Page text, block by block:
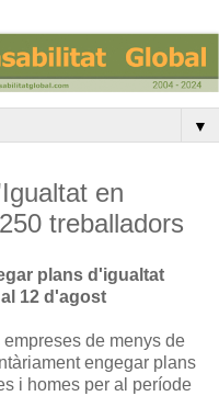
▼
en
treballadors
plans d'igualtat
12 d'agost
de menys de
engegar plans
i homes per al període